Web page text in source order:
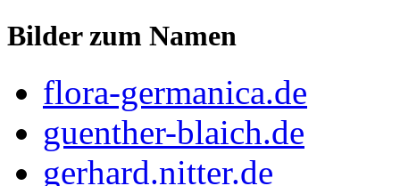
Bilder zum Namen
flora-germanica.de
guenther-blaich.de
gerhard.nitter.de